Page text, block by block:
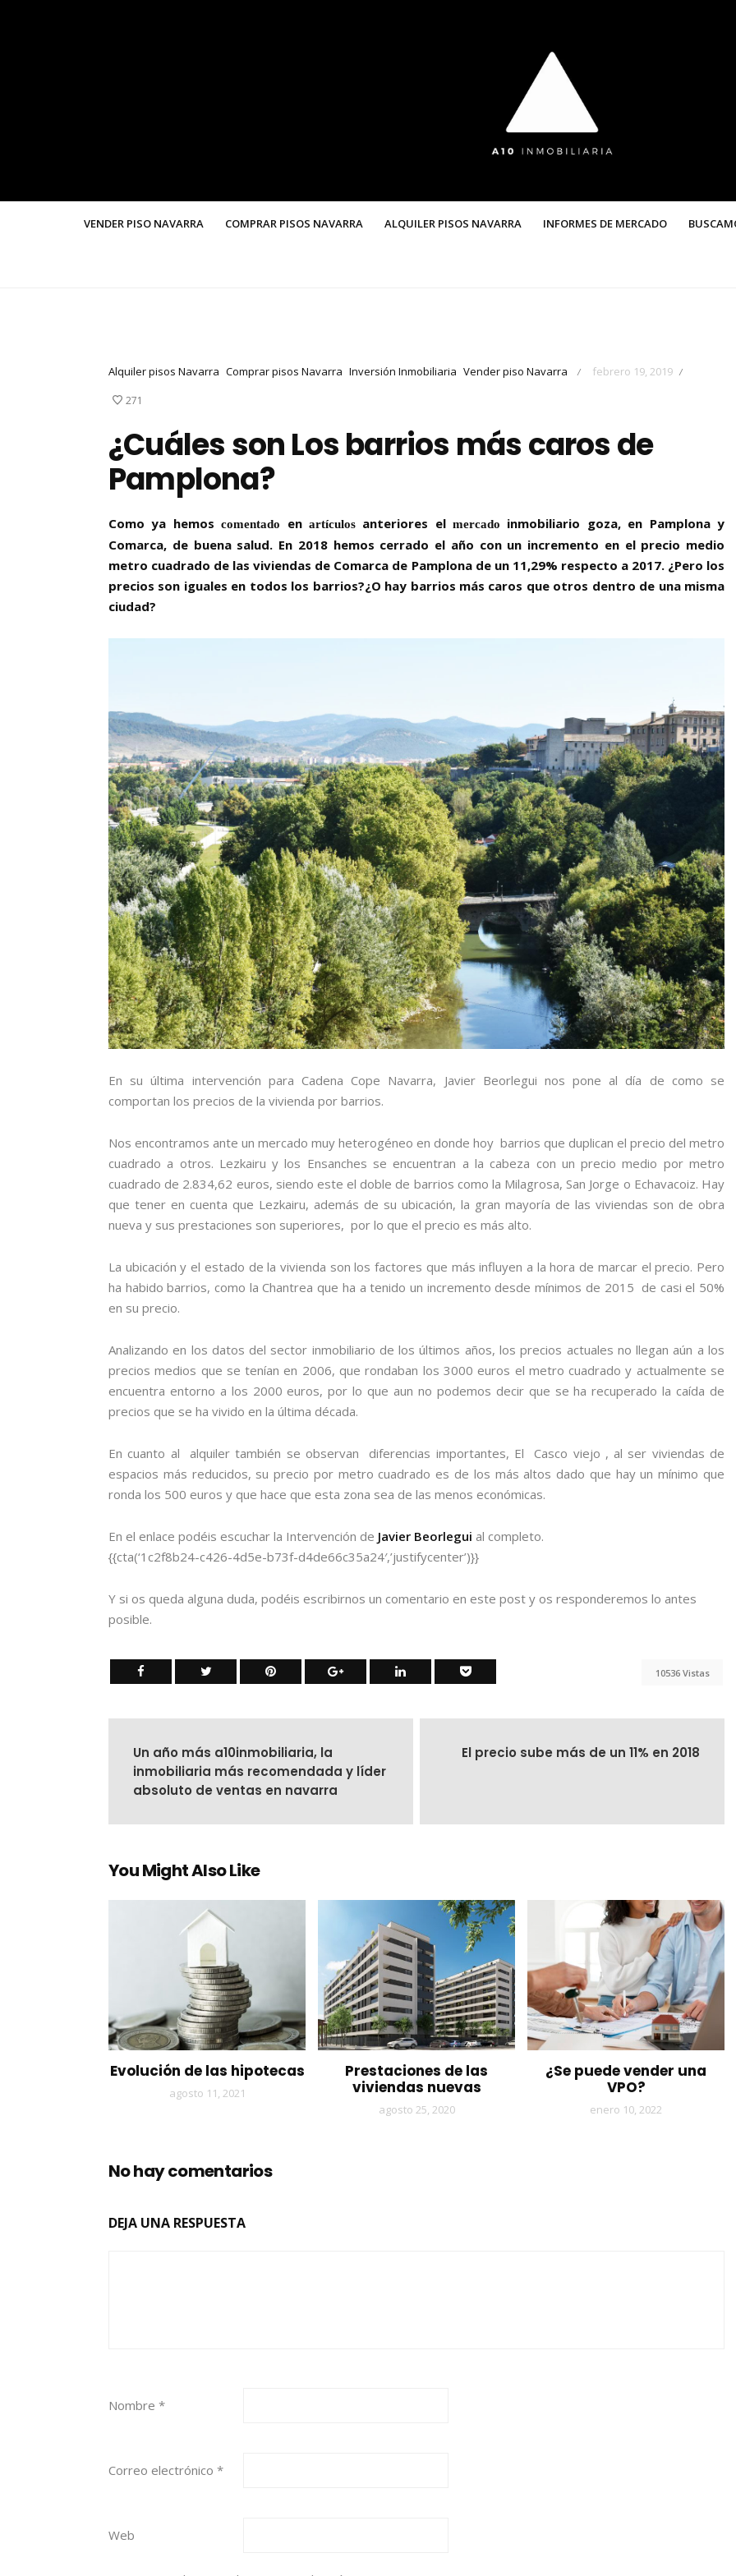
VENDER PISO NAVARRA COMPRAR PISOS NAVARRA ALQUILER PISOS NAVARRA INFORMES DE MERCADO
Alquiler pisos Navarra Comprar pisos Navarra Inversión Inmobiliaria Vender piso Navarra / febrero 19, 2019 /
271
¿Cuáles son Los barrios más caros de
Pamplona?
Como ya hemoscomentado en artículosanteriores elmercado
inmobiliario goza, en Pamplona y
Comarca, de buena salud. En 2018 hemos cerrado el año con un incremento en el precio medio
metro cuadrado de las viviendas de Comarca de Pamplona de un 11,29% respecto a 2017. ¿Pero los
precios son iguales en todos los barrios?¿O hay barrios más caros que otros dentro de una misma
ciudad?
En su última intervención para Cadena Cope Navarra, Javier Beorlegui nos pone al día de como se
comportan los precios de la vivienda por barrios.
Nos encontramos ante un mercado muy heterogéneo en donde hoy barrios que duplican el precio del metro
cuadrado a otros. Lezkairu y los Ensanches se encuentran a la cabeza con un precio medio por metro
cuadrado de 2.834,62 euros, siendo este el doble de barrios como la Milagrosa, San Jorge o Echavacoiz. Hay
que tener en cuenta que Lezkairu, además de su ubicación, la gran mayoría de las viviendas son de obra
nueva y sus prestaciones son superiores, por lo que el precio es más alto.
La ubicación y el estado de la vivienda son los factores que más influyen a la hora de marcar el precio. Pero
ha habido barrios, como la Chantrea que ha a tenido un incremento desde mínimos de 2015 de casi el 50%
en su precio.
Analizando en los datos del sector inmobiliario de los últimos años, los precios actuales no llegan aún a los
precios medios que se tenían en 2006, que rondaban los 3000 euros el metro cuadrado y actualmente se
encuentra entorno a los 2000 euros, por lo que aun no podemos decir que se ha recuperado la caída de
precios que se ha vivido en la última década.
En cuanto al alquiler también se observan diferencias importantes, El Casco viejo , al ser viviendas de
espacios más reducidos, su precio por metro cuadrado es de los más altos dado que hay un mínimo que
ronda los 500 euros y que hace que esta zona sea de las menos económicas.
En el enlace podéis escuchar la Intervención de Javier Beorlegui al completo.
{{cta(‘1c2f8b24-c426-4d5e-b73f-d4de66c35a24′,’justifycenter’)}}
Y si os queda alguna duda, podéis escribirnos un comentario en este post y os responderemos lo antes
posible.
10536 Vistas
Un año más a10inmobiliaria, la
inmobiliaria más recomendada y líder
absoluto de ventas en navarra
El precio sube más de un 11% en 2018
You Might Also Like
Evolución de las hipotecas
agosto 11, 2021
Prestaciones de las
viviendas nuevas
agosto 25, 2020
¿Se puede vender una
VPO?
enero 10, 2022
No hay comentarios
DEJA UNA RESPUESTA
Nombre *
Correo electrónico *
Web